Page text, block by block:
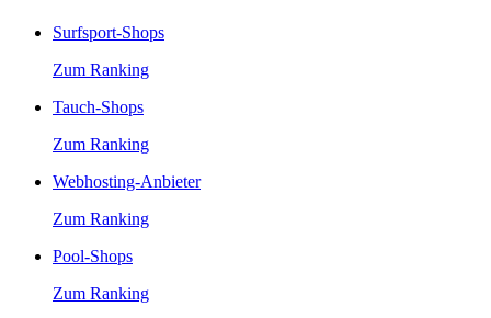
Surfsport-Shops
Zum Ranking
Tauch-Shops
Zum Ranking
Webhosting-Anbieter
Zum Ranking
Pool-Shops
Zum Ranking